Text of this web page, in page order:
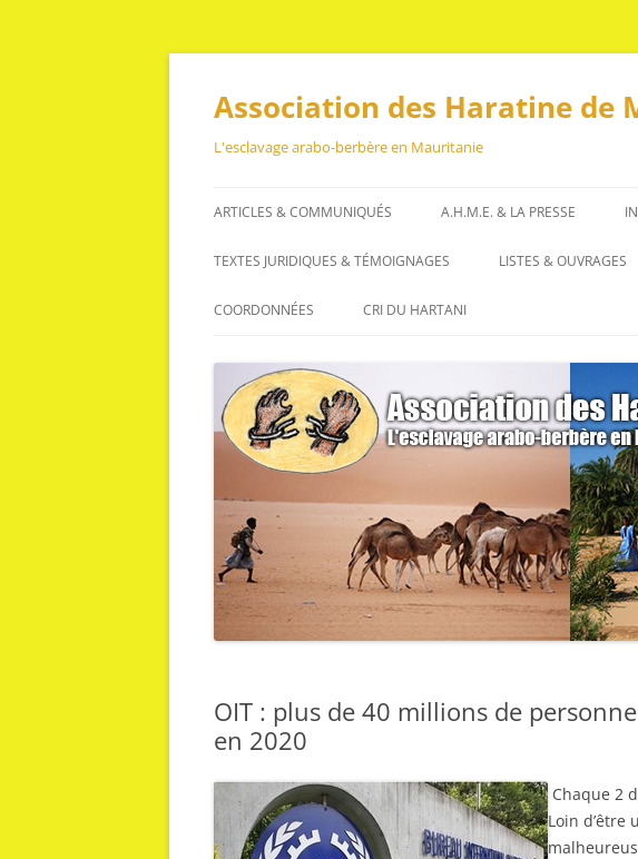
Aller
contenu
Association des Haratine de
L'esclavage arabo-berbère en Mauritanie
ARTICLES & COMMUNIQUÉS
ARTICLES
COMMUNIQUÉS
A.H.M.E. & LA PRESSE
TEXTES JURIDIQUES & TÉMOIGNAGES
TEXTES JURIDIQUES
LISTES & OUVRAGES
COORDONNÉES CRI DU HARTANI
OIT : plus de 40 millions de
en 2020
Chaque 2
Loin d’être